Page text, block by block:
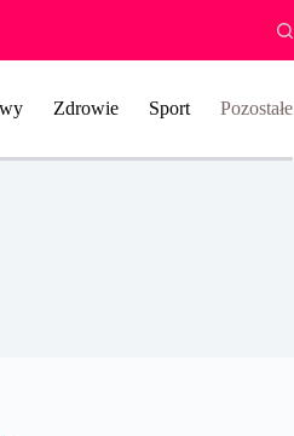
Zdrowie Sport Pozostałe